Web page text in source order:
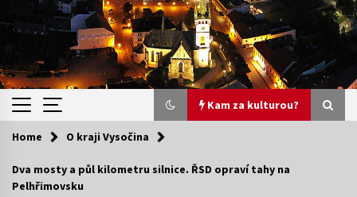
Kam za kulturou?
Kam za kulturou?
Home O kraji Vysočina
Dva mosty a půl kilometru silnice. ŘSD opraví tahy na
Pelhřimovsku